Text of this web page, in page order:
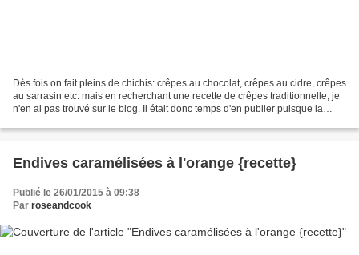
Dès fois on fait pleins de chichis: crêpes au chocolat, crêpes au cidre, crêpes
au sarrasin etc. mais en recherchant une recette de crêpes traditionnelle, je
n'en ai pas trouvé sur le blog. Il était donc temps d'en publier puisque la
Endives caramélisées à l'orange {recette}
Publié le 26/01/2015 à 09:38
Par roseandcook